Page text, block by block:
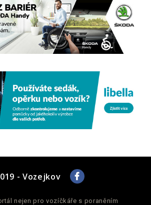
- Vozejkov
nejen pro vozíčkáře s poraněním